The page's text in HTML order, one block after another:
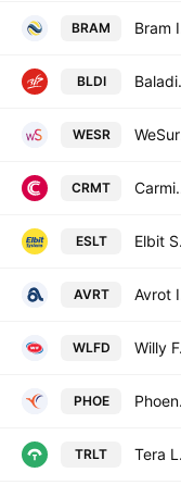
BRAM
BLDI
WESR
CRMT Carmit
ESLT
AVRT
WLFD
PHOE
TRLT